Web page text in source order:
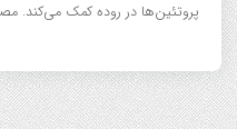
پروتئین‌ها در روده کمک می‌کند.